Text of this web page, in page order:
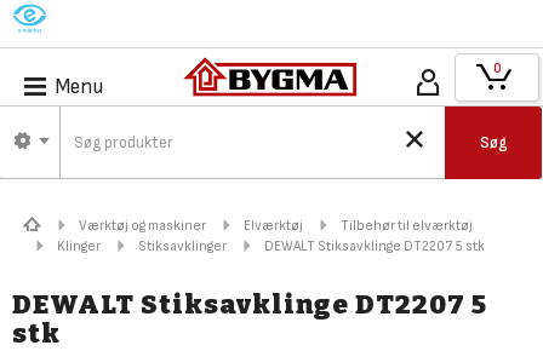
M
Menu
Søg
0
Værktøj og maskiner Elværktøj
Tilbehør til elværktøj
Klinger
Stiksavklinger DEWALT Stiksavklinge DT2207 5 stk
DEWALT Stiksavklinge DT2207 5
stk